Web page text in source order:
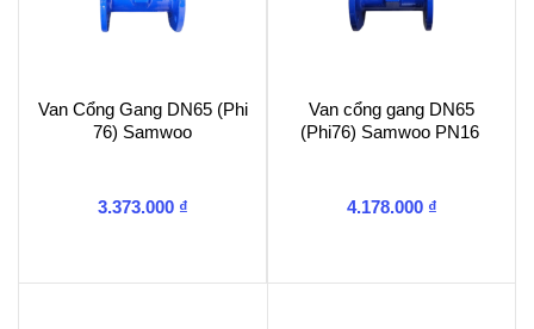
Van Cổng Gang DN65 (Phi
76) Samwoo
3.373.000 ₫
Van cổng gang DN65
(Phi76) Samwoo PN16
4.178.000 ₫